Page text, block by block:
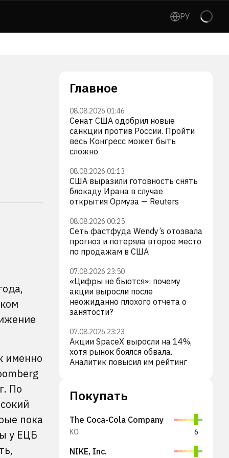
РУ
именно
По
пока
у ЕЦБ
Главное
08.08.2026 01:46
Сенат США одобрил новые
санкции против России. Пройти
весь Конгресс может быть
сложно
08.08.2026 01:13
США выразили готовность снять
блокаду Ирана в случае
открытия Ормуза — Reuters
08.08.2026 00:25
Сеть фастфуда Wendy’s отозвала
прогноз и потеряла второе место
по продажам в США
07.08.2026 23:50
«Цифры не бьются»: почему
акции выросли после
неожиданно плохого отчета о
занятости?
07.08.2026 23:23
Акции SpaceX выросли на 14%,
хотя рынок боялся обвала.
Аналитик повысил им рейтинг
Покупать
The Coca-Cola Company
KO 6
NIKE, Inc.